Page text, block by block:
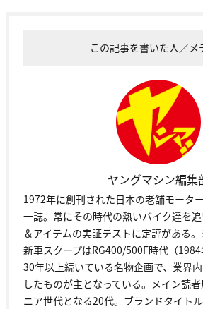
この記事を書いた人／メ
ヤングマシン編集
1972年に創刊された日本の老舗モータ
一誌。常にその時代の熱いバイク達を
＆アイテムの実証テストに定評がある
新車スクープはRG400/500Γ時代（
30年以上続いている名物企画で、業界
したものが主となっている。メイン読
ニア世代となる20代。ブランドタイト